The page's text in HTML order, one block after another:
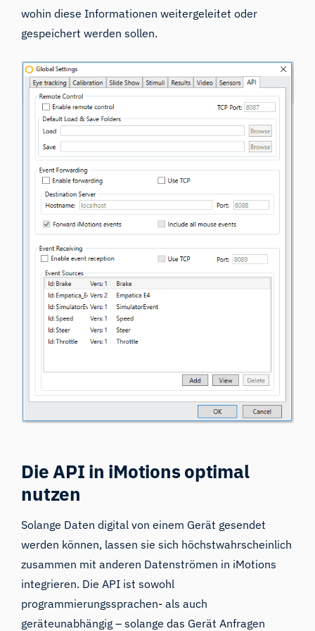
wohin diese Informationen weitergeleitet oder
gespeichert werden sollen.
Die API in iMotions optimal
nutzen
Solange Daten digital von einem Gerät gesendet
werden können, lassen sie sich höchstwahrscheinlich
zusammen mit anderen Datenströmen in iMotions
integrieren. Die API ist sowohl
programmierungssprachen- als auch
geräteunabhängig – solange das Gerät Anfragen